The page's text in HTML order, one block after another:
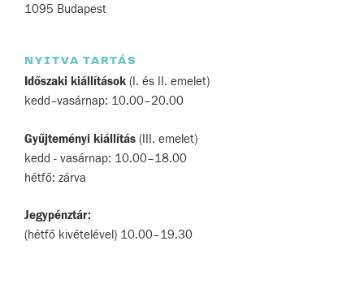
1095 Budapest
NYITVA TARTÁS
Időszaki kiállítások (I. és II. emelet)
kedd–vasárnap: 10.00–20.00
Gyűjteményi kiállítás (III. emelet)
kedd - vasárnap: 10.00–18.00
hétfő: zárva
Jegypénztár:
(hétfő kivételével) 10.00–19.30